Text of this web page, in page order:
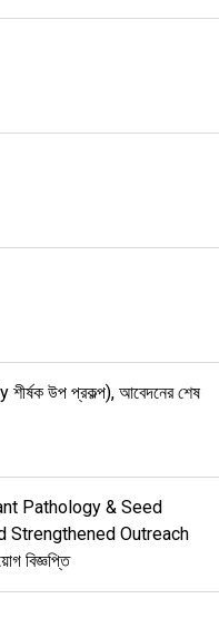
উপ প্রকল্প), আবেদনের শেষ
Pathology & Seed
Strengthened Outreach
বিজ্ঞপ্তি